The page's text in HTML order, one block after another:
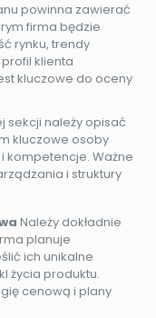
powinna zawierać
firma będzie
rynku, trendy
klienta
kluczowe do oceny
sekcji należy opisać
kluczowe osoby
kompetencje. Ważne
i struktury
Należy dokładnie
planuje
ich unikalne
życia produktu.
cenową i plany